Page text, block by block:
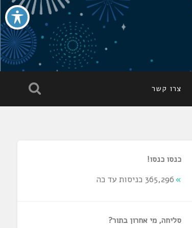
צרו קשר
כנסו כנסו!
365,296 כניסות עד כה
סליחה, מי אחרון בתור?